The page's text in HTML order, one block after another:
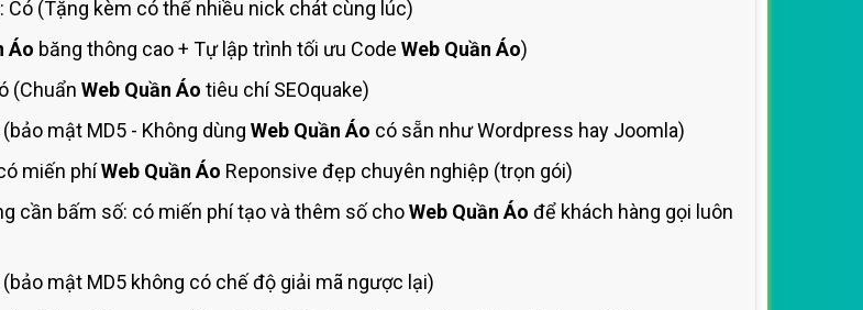
: Có (Tặng kèm có thể nhiều nick chát cùng lúc)
Áo băng thông cao + Tự lập trình tối ưu Code Web Quần Áo)
(Chuẩn Web Quần Áo tiêu chí SEOquake)
mật MD5 - Không dùng Web Quần Áo có sẵn như Wordpress hay Joomla)
miến phíWeb Quần Áo Reponsive đẹp chuyên nghiệp (trọn gói)
cần bấm số: có miến phí tạo và thêm số choWeb Quần Áo để khách hàng gọi luôn
mật MD5 không có chế độ giải mã ngược lại)